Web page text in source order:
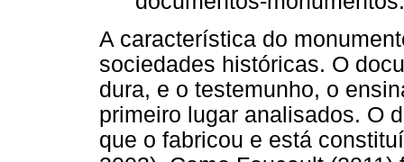
A característica do
sociedades históricas. O
dura, e o testemunho, o
primeiro lugar analisados. O
que o fabricou e está